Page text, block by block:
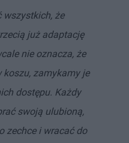
wszystkich, że
już adaptację
nie oznacza, że
zamykamy je
dostępu. Każdy
swoją ulubioną,
zechce i wracać do